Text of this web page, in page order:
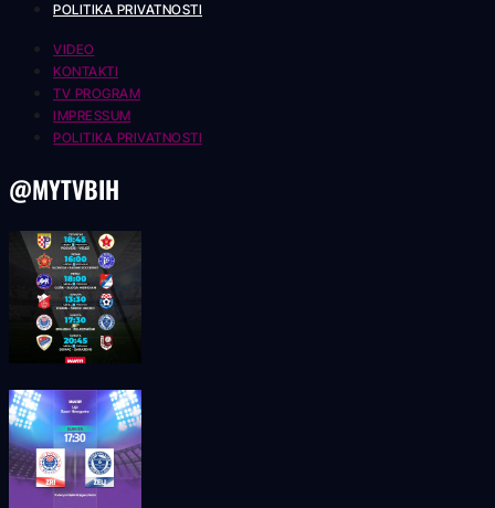
POLITIKA PRIVATNOSTI
VIDEO
KONTAKTI
TV PROGRAM
IMPRESSUM
POLITIKA PRIVATNOSTI
@MYTVBIH